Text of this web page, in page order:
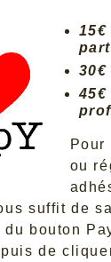
Pour
ou
suffit de
du bouton
de